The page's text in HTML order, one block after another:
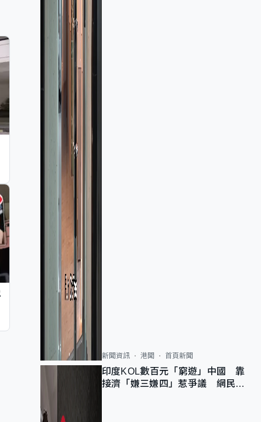
新聞資訊 港聞 首頁新聞
印度KOL數百元「窮遊」中國 靠
接濟「嫌三嫌四」惹爭議 網民：